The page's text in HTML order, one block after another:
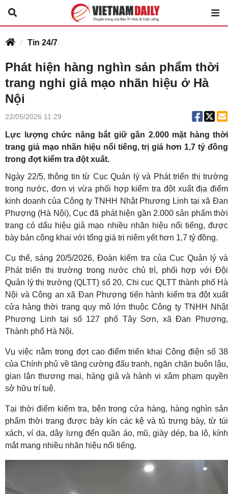
Tin 24/7
Phát hiện hàng nghìn sản phẩm thời
trang nghi giả mạo nhãn hiệu ở Hà
Nội
22/05/2026 11:29
Lực lượng chức năng bắt giữ gần 2.000 mặt hàng thời
trang giả mạo nhãn hiệu nổi tiếng, trị giá hơn 1,7 tỷ đồng
trong đợt kiểm tra đột xuất.
Ngày 22/5, thông tin từ Cục Quản lý và Phát triển thị trường
trong nước, đơn vị vừa phối hợp kiểm tra đột xuất địa điểm
kinh doanh của Công ty TNHH Nhật Phương Linh tại xã Đan
Phượng (Hà Nội), Cục đã phát hiện gần 2.000 sản phẩm thời
trang có dấu hiệu giả mạo nhiều nhãn hiệu nổi tiếng, được
bày bán công khai với tổng giá trị niêm yết hơn 1,7 tỷ đồng.
Cụ thể, sáng 20/5/2026, Đoàn kiểm tra của Cục Quản lý và
Phát triển thị trường trong nước chủ trì, phối hợp với Đội
Quản lý thị trường (QLTT) số 20, Chi cục QLTT thành phố Hà
Nội và Công an xã Đan Phượng tiến hành kiểm tra đột xuất
cửa hàng thời trang quy mô lớn thuộc Công ty TNHH Nhật
Phương Linh tại số 127 phố Tây Sơn, xã Đan Phượng,
Thành phố Hà Nội.
Vụ việc nằm trong đợt cao điểm triển khai Công điện số 38
của Chính phủ về tăng cường đấu tranh, ngăn chặn buôn lậu,
gian lận thương mại, hàng giả và hành vi xâm phạm quyền
sở hữu trí tuệ.
Tại thời điểm kiểm tra, bên trong cửa hàng, hàng nghìn sản
phẩm thời trang được bày kín các kệ và tủ trưng bày, từ túi
xách, ví da, dây lưng đến quần áo, mũ, giày dép, ba lô, kính
mắt mang nhiều nhãn hiệu nổi tiếng.